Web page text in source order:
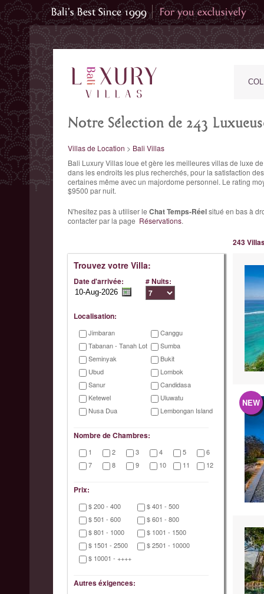
Notre Sélection de 243
Villas de Location > Bali Villas
Bali Luxury Villas loue et gère les meilleures villas de luxe
dans les endroits les plus recherchés, pour la satisfaction
certaines même avec un majordome personnel. Le rating
$9500 par nuit.
N'hesitez pas à utiliser le Chat Temps-Réelsitué en bas à
contacter par la page Réservations.
Trouvez votre Villa:
Date d'arrivée: # Nuits:
Localisation:
Jimbaran
Canggu
Tabanan - Tanah Lot
Sumba
Seminyak
Bukit
Ubud
Lombok
Sanur
Candidasa
Ketewel
Uluwatu
Nusa Dua
Lembongan Island
Nombre de Chambres:
1 2 3 4 5
6
7
8 9 10 11 12
Prix:
$ 200 - 400
$ 401 - 500
$ 501 - 600
$ 601 - 800
$ 801 - 1000
$ 1001 - 1500
$ 1501 - 2500
$ 2501 - 10000
$ 10001 - ++++
Autres éxigences:
243
NEW